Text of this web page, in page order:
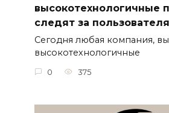
высокотехнологичные
следят за
Сегодня любая компания,
высокотехнологичные
0 375